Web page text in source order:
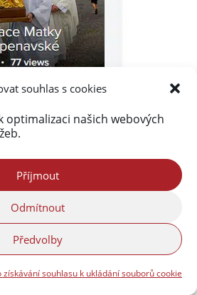
souhlas s cookies
optimalizaci našich webových
Příjmout
Odmítnout
Předvolby
získávání souhlasu k ukládání souborů cookie
816 spamů